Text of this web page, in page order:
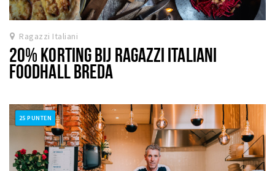
Ragazzi Italiani
20% KORTING BIJ RAGAZZI ITALIANI
FOODHALL BREDA
25 PUNTEN